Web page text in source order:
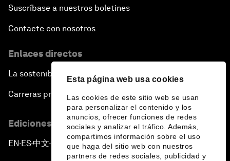
Esta página web usa cookies
Las cookies de este sitio web se usan
para personalizar el contenido y los
anuncios, ofrecer funciones de redes
sociales y analizar el tráfico. Además,
compartimos información sobre el uso
que haga del sitio web con nuestros
partners de redes sociales, publicidad y
Suscríbase a nuestros boletines
Contacte con nosotros
Enlaces directos
La sostenibilidad en el Foro
Carreras profesionales
Ediciones en otros idiomas
EN ▪ES▪中文▪ 日本語